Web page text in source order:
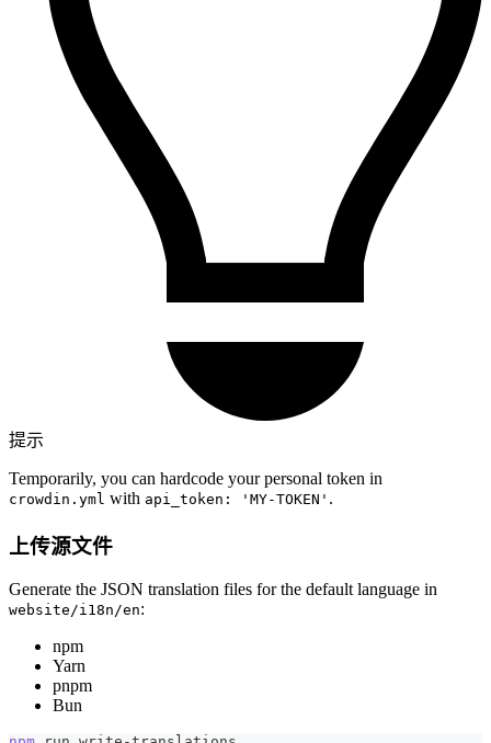
提示
Temporarily, you can hardcode your personal token in
crowdin.yml with api_token: 'MY-TOKEN' .
上传源文件
Generate the JSON translation files for the default language in
website/i18n/en:
npm
Yarn
pnpm
Bun